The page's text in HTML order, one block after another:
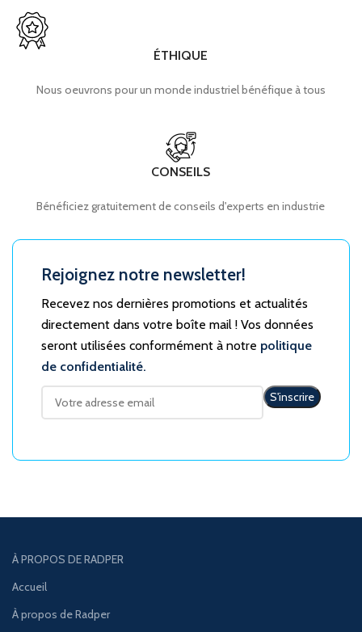
ÉTHIQUE
Nous oeuvrons pour un monde industriel bénéfique à tous
CONSEILS
Bénéficiez gratuitement de conseils d'experts en industrie
Rejoignez notre newsletter!
Recevez nos dernières promotions et actualités
directement dans votre boîte mail ! Vos données
seront utilisées conformément à notre politique
de confidentialité.
À PROPOS DE RADPER
Accueil
À propos de Radper